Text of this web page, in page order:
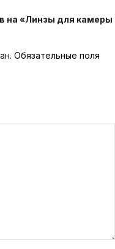
на «Линзы для камеры
Обязательные поля